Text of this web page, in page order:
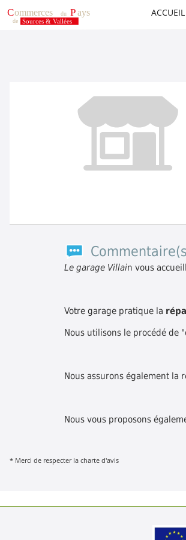
ACCUEIL
Le garage Villain vous
Votre garage pratique la
Nous utilisons le procédé de
Nous assurons également la
Nous vous proposons
* Merci de respecter la charte d'avis